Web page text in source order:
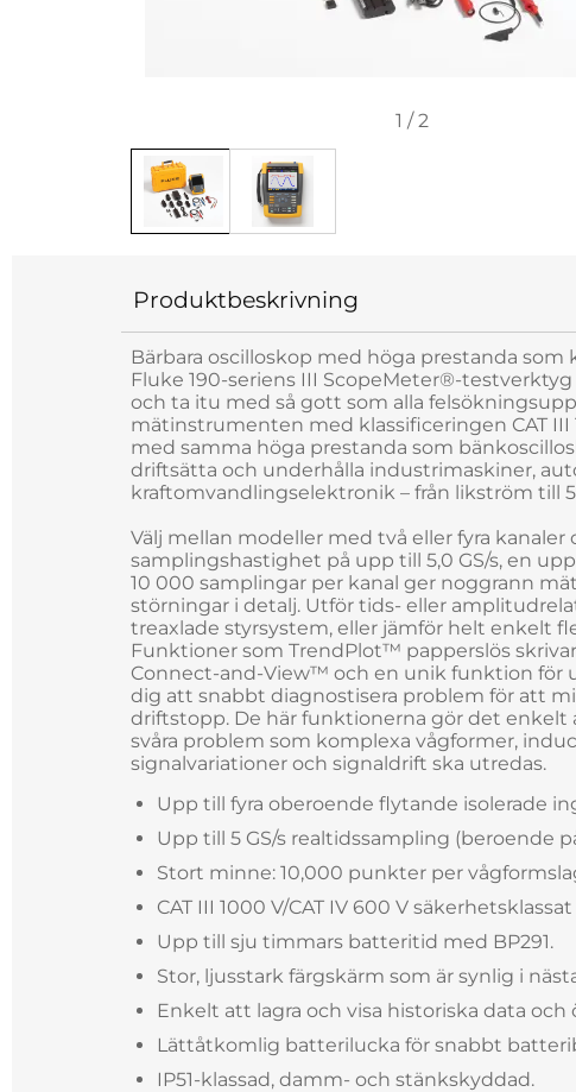
1 /2
Produktbeskrivning
Bärbara oscilloskop med höga prestanda
Fluke 190-seriens III ScopeMeter®-
och ta itu med så gott som alla
mätinstrumenten med klassificeringen CAT III
med samma höga prestanda som
driftsätta och underhålla industrimaskiner,
kraftomvandlingselektronik – från likström till
Välj mellan modeller med två eller fyra
samplingshastighet på upp till 5,0 GS/s, en
10 000 samplingar per kanal ger noggrann
störningar i detalj. Utför tids- eller
treaxlade styrsystem, eller jämför helt enkelt
Funktioner som TrendPlot™ papperslös
Connect-and-View™ och en unik funktion för
dig att snabbt diagnostisera problem för att
driftstopp. De här funktionerna gör det enkelt
svåra problem som komplexa vågformer,
signalvariationer och signaldrift ska utredas.
Upp till fyra oberoende flytande isolerade
Upp till 5 GS/s realtidssampling (beroende
Stort minne: 10,000 punkter per
CAT III 1000 V/CAT IV 600 V
Upp till sju timmars batteritid med BP291.
Stor, ljusstark färgskärm som är synlig i
Enkelt att lagra och visa historiska data och
Lättåtkomlig batterilucka för snabbt
IP51-klassad, damm- och stänkskyddad.